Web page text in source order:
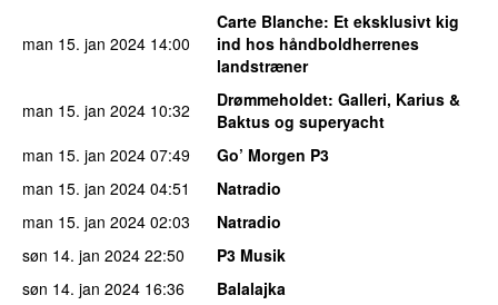
man 15. jan 2024 14:00
Carte Blanche: Et eksklusivt kig
ind hos håndboldherrenes
landstræner
man 15. jan 2024 10:32 Drømmeholdet: Galleri, Karius &
Baktus og superyacht
man 15. jan 2024 07:49
Go’ Morgen P3
man 15. jan 2024 04:51
Natradio
man 15. jan 2024 02:03
Natradio
søn 14. jan 2024 22:50
P3 Musik
søn 14. jan 2024 16:36
Balalajka